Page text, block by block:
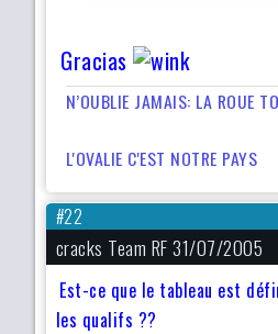
Gracias
N’OUBLIE JAMAIS: LA ROUE
L'OVALIE C'EST NOTRE PAYS
#22
cracks Team RF 31/07/2005
Est-ce que le tableau est
les qualifs ??